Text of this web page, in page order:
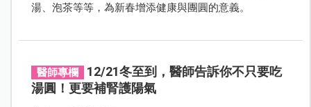
湯、泡茶等等，為新春增添健康與團圓的意義。
醫師專欄
12/21冬至到，醫師告訴你不只要吃
湯圓！更要補腎護陽氣